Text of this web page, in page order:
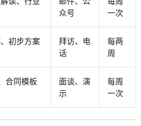
众号
一次
初步方案
拜访、电
话
每两
周
合同模板
面谈、演
示
每周
一次